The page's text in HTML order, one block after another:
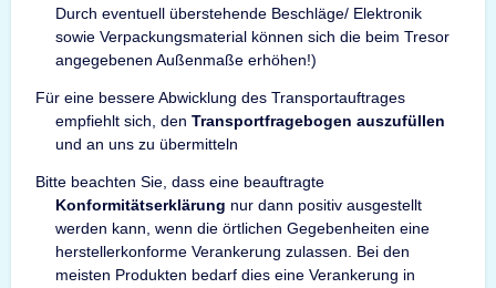
Durch eventuell überstehende Beschläge/ Elektronik
sowie Verpackungsmaterial können sich die beim Tresor
angegebenen Außenmaße erhöhen!)
Für eine bessere Abwicklung des Transportauftrages
empfiehlt sich, den Transportfragebogen auszufüllen
und an uns zu übermitteln
Bitte beachten Sie, dass eine beauftragte
Konformitätserklärung nur dann positiv ausgestellt
werden kann, wenn die örtlichen Gegebenheiten eine
herstellerkonforme Verankerung zulassen. Bei den
meisten Produkten bedarf dies eine Verankerung in